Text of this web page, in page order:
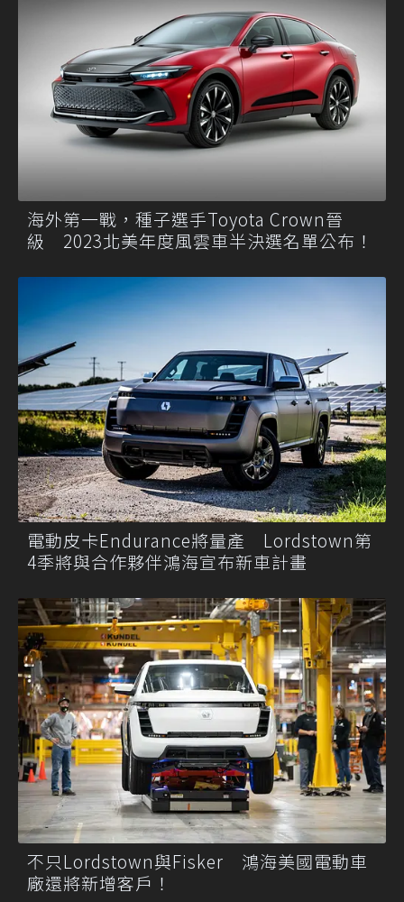
海外第一戰，種子選手Toyota Crown晉
級 2023北美年度風雲車半決選名單公布！
電動皮卡Endurance將量產 Lordstown第
4季將與合作夥伴鴻海宣布新車計畫
不只Lordstown與Fisker 鴻海美國電動車
廠還將新增客戶！